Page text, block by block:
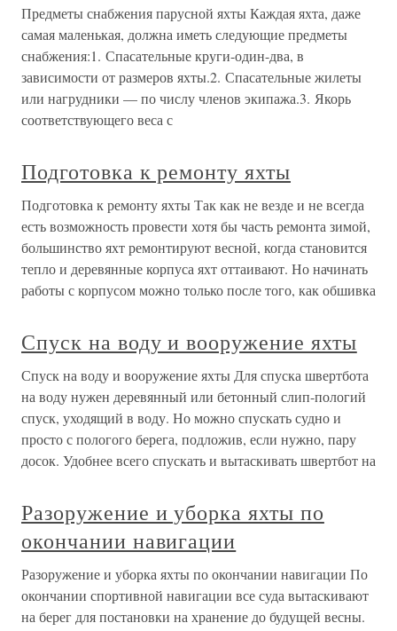
Предметы снабжения парусной яхты Каждая яхта, даже
самая маленькая, должна иметь следующие предметы
снабжения:1. Спасательные круги-один-два, в
зависимости от размеров яхты.2. Спасательные жилеты
или нагрудники — по числу членов экипажа.3. Якорь
соответствующего веса с
Подготовка к ремонту яхты
Подготовка к ремонту яхты Так как не везде и не всегда
есть возможность провести хотя бы часть ремонта зимой,
большинство яхт ремонтируют весной, когда становится
тепло и деревянные корпуса яхт оттаивают. Но начинать
работы с корпусом можно только после того, как обшивка
Спуск на воду и вооружение яхты
Спуск на воду и вооружение яхты Для спуска швертбота
на воду нужен деревянный или бетонный слип-пологий
спуск, уходящий в воду. Но можно спускать судно и
просто с пологого берега, подложив, если нужно, пару
досок. Удобнее всего спускать и вытаскивать швертбот на
Разоружение и уборка яхты по
окончании навигации
Разоружение и уборка яхты по окончании навигации По
окончании спортивной навигации все суда вытаскивают
на берег для постановки на хранение до будущей весны.